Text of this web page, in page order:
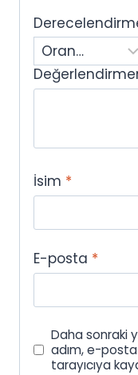
İsim *
E-posta *
Daha sonraki
adım, e-
tarayıcıya